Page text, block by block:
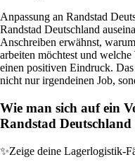
Anpassung an Randstad
Randstad Deutschland
Anschreiben erwähnst,
arbeiten möchtest und
einen positiven Eindruck.
nicht nur irgendeinen Job,
Wie man sich auf ein
Randstad
✨Zeige deine Lagerlogistik-